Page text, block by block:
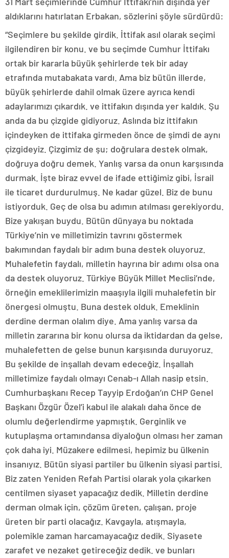
aldıklarını hatırlatan Erbakan, sözlerini şöyle sürdürdü:
“Seçimlere bu şekilde girdik. İttifak asıl olarak seçimi
ilgilendiren bir konu. ve bu seçimde Cumhur İttifakı
ortak bir kararla büyük şehirlerde tek bir aday
etrafında mutabakata vardı. Ama biz bütün illerde,
büyük şehirlerde dahil olmak üzere ayrıca kendi
adaylarımızı çıkardık. ve ittifakın dışında yer kaldık. Şu
anda da bu çizgide gidiyoruz. Aslında biz ittifakın
içindeyken de ittifaka girmeden önce de şimdi de aynı
çizgideyiz. Çizgimiz de şu; doğrulara destek olmak,
doğruya doğru demek. Yanlış varsa da onun karşısında
durmak. İşte biraz evvel de ifade ettiğimiz gibi, İsrail
ile ticaret durdurulmuş. Ne kadar güzel. Biz de bunu
istiyorduk. Geç de olsa bu adımın atılması gerekiyordu.
Bize yakışan buydu. Bütün dünyaya bu noktada
Türkiye’nin ve milletimizin tavrını göstermek
bakımından faydalı bir adım buna destek oluyoruz.
Muhalefetin faydalı, milletin hayrına bir adımı olsa ona
da destek oluyoruz. Türkiye Büyük Millet Meclisi’nde,
örneğin emeklilerimizin maaşıyla ilgili muhalefetin bir
önergesi olmuştu. Buna destek olduk. Emeklinin
derdine derman olalım diye. Ama yanlış varsa da
milletin zararına bir konu olursa da iktidardan da gelse,
muhalefetten de gelse bunun karşısında duruyoruz.
Bu şekilde de inşallah devam edeceğiz. İnşallah
milletimize faydalı olmayı Cenab-ı Allah nasip etsin.
Cumhurbaşkanı Recep Tayyip Erdoğan’ın CHP Genel
Başkanı Özgür Özel’i kabul ile alakalı daha önce de
olumlu değerlendirme yapmıştık. Gerginlik ve
kutuplaşma ortamındansa diyaloğun olması her zaman
çok daha iyi. Müzakere edilmesi, hepimiz bu ülkenin
insanıyız. Bütün siyasi partiler bu ülkenin siyasi partisi.
Biz zaten Yeniden Refah Partisi olarak yola çıkarken
centilmen siyaset yapacağız dedik. Milletin derdine
derman olmak için, çözüm üreten, çalışan, proje
üreten bir parti olacağız. Kavgayla, atışmayla,
polemikle zaman harcamayacağız dedik. Siyasete
zarafet ve nezaket getireceğiz dedik. ve bunları